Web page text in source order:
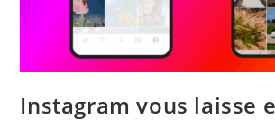
Instagram vous laisse